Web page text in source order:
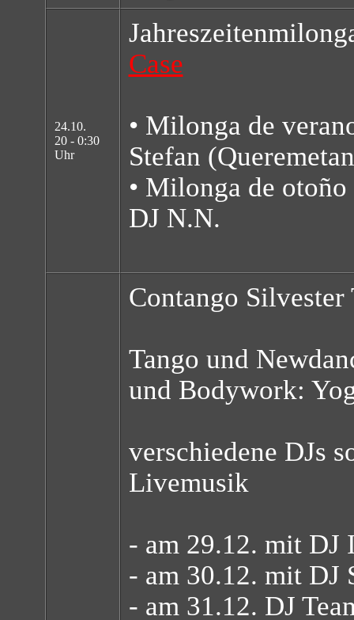
24.10.
20 - 0:30
Uhr
Case
• Milonga de
Stefan
• Milonga de
DJ N.N.
Contango Silvester
Tango und
und Bodywork:
verschiedene DJs
Livemusik
- am 29.12. mit DJ
- am 30.12. mit DJ
- am 31.12. DJ